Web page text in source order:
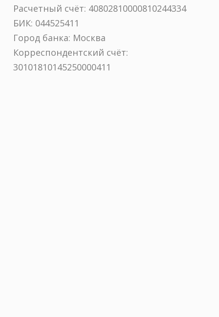
Расчетный счёт: 40802810000810244334
БИК: 044525411
Город банка: Москва
Корреспондентский счёт:
30101810145250000411